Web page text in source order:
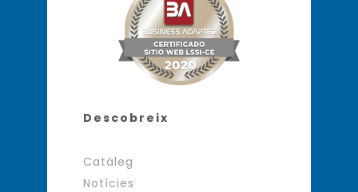
Descobreix
Catàleg
Notícies